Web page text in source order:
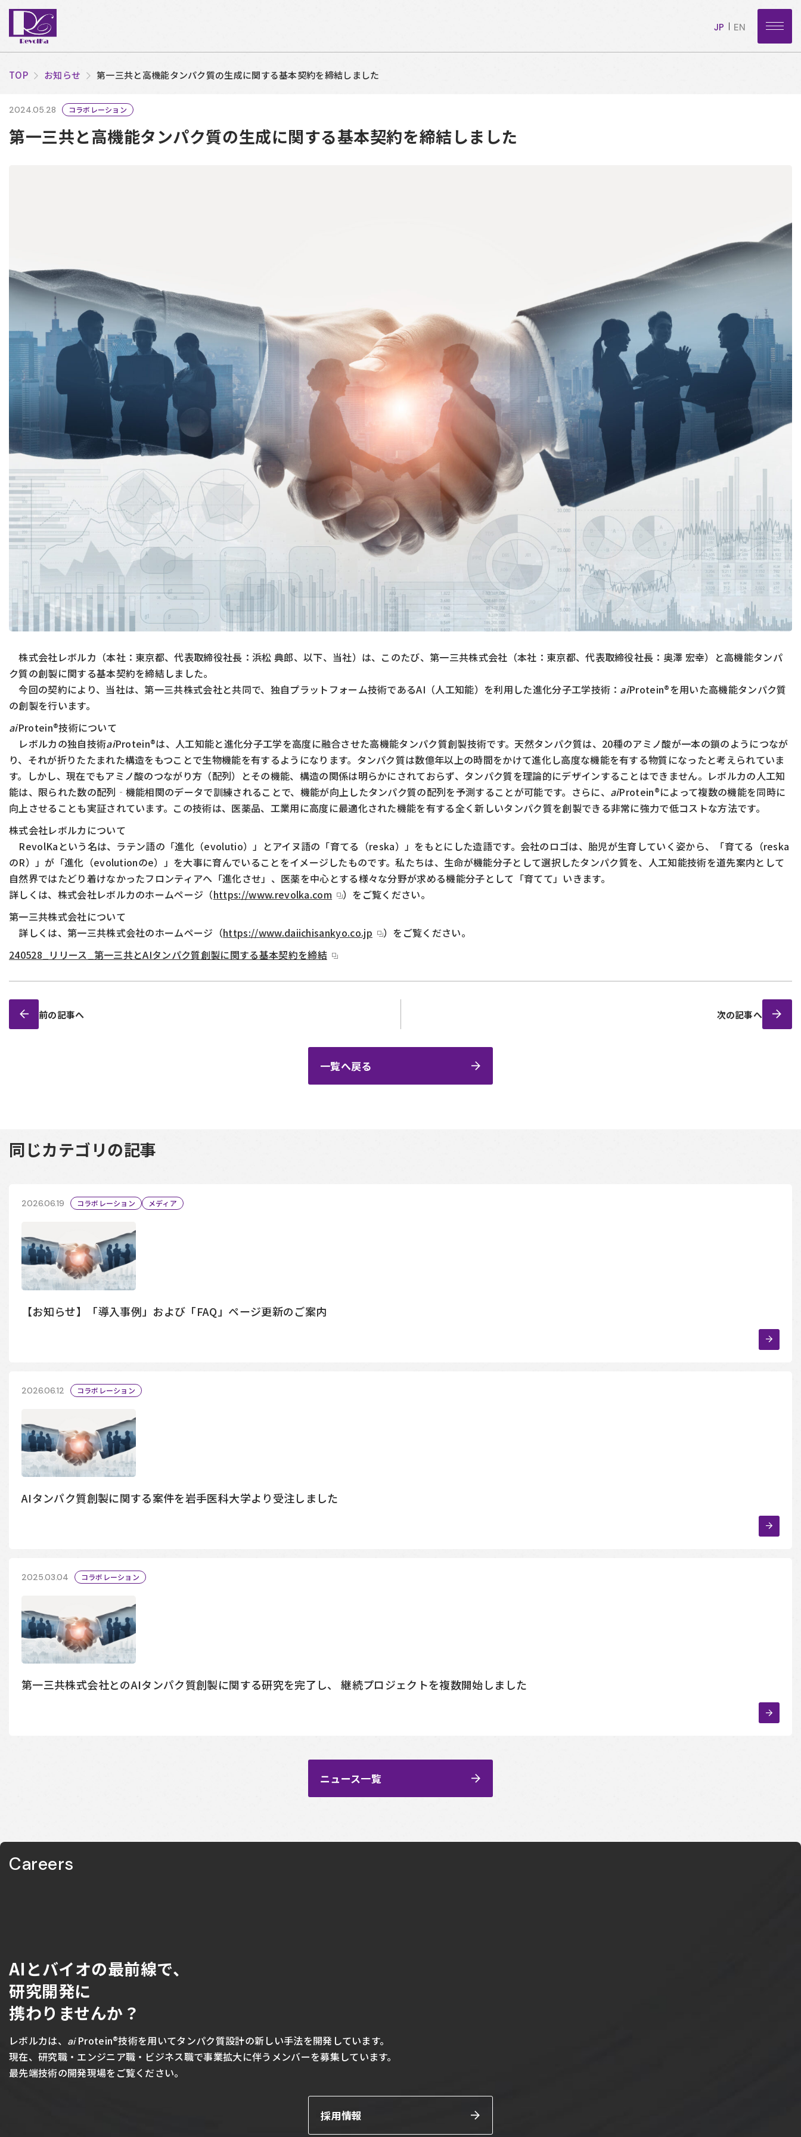
JP EN
TOP お知らせ 第一三共と高機能タンパク質の生成に関する基本契約を締結しました
2024.05.28 コラボレーション
第一三共と高機能タンパク質の生成に関する基本契約を締結しました
株式会社レボルカ（本社：東京都、代表取締役社長：浜松 典郎、以下、当社）は、このたび、第一三共株式会社（本社：東京都、代表取締役社長：奥澤 宏幸）と高機能タンパ
ク質の創製に関する基本契約を締結しました。
今回の契約により、当社は、第一三共株式会社と共同で、独自プラットフォーム技術であるAI（人工知能）を利用した進化分子工学技術： aiProtein®を用いた高機能タンパク質
の創製を行います。
aiProtein®技術について
レボルカの独自技術aiProtein®は、人工知能と進化分子工学を高度に融合させた高機能タンパク質創製技術です。天然タンパク質は、20種のアミノ酸が一本の鎖のようにつなが
り、それが折りたたまれた構造をもつことで生物機能を有するようになります。タンパク質は数億年以上の時間をかけて進化し高度な機能を有する物質になったと考えられていま
す。しかし、現在でもアミノ酸のつながり方（配列）とその機能、構造の関係は明らかにされておらず、タンパク質を理論的にデザインすることはできません。レボルカの人工知
能は、限られた数の配列‐機能相関のデータで訓練されることで、機能が向上したタンパク質の配列を予測することが可能です。さらに、 aiProtein®によって複数の機能を同時に
向上させることも実証されています。この技術は、医薬品、工業用に高度に最適化された機能を有する全く新しいタンパク質を創製できる非常に強力で低コストな方法です。
株式会社レボルカについて
RevolKaという名は、ラテン語の「進化（evolutio）」とアイヌ語の「育てる（reska）」をもとにした造語です。会社のロゴは、胎児が生育していく姿から、「育てる（reska
のR）」が「進化（evolutionのe）」を大事に育んでいることをイメージしたものです。私たちは、生命が機能分子として選択したタンパク質を、人工知能技術を道先案内として
自然界ではたどり着けなかったフロンティアへ「進化させ」、医薬を中心とする様々な分野が求める機能分子として「育てて」いきます。
詳しくは、株式会社レボルカのホームページ（https://www.revolka.com
）をご覧ください。
第一三共株式会社について
詳しくは、第一三共株式会社のホームページ（https://www.daiichisankyo.co.jp
）をご覧ください。
240528_リリース_第一三共とAIタンパク質創製に関する基本契約を締結
前の記事へ 次の記事へ
一覧へ戻る
同じカテゴリの記事
2026.06.19 コラボレーション メディア
【お知らせ】「導入事例」および「FAQ」ページ更新のご案内
2026.06.12 コラボレーション
AIタンパク質創製に関する案件を岩手医科大学より受注しました
2025.03.04 コラボレーション
第一三共株式会社とのAIタンパク質創製に関する研究を完了し、 継続プロジェクトを複数開始しました
ニュース一覧
Careers
AIとバイオの最前線で、
研究開発に
携わりませんか？
レボルカは、 ai Protein®技術を用いてタンパク質設計の新しい手法を開発しています。
現在、研究職・エンジニア職・ビジネス職で事業拡大に伴うメンバーを募集しています。
最先端技術の開発現場をご覧ください。
採用情報